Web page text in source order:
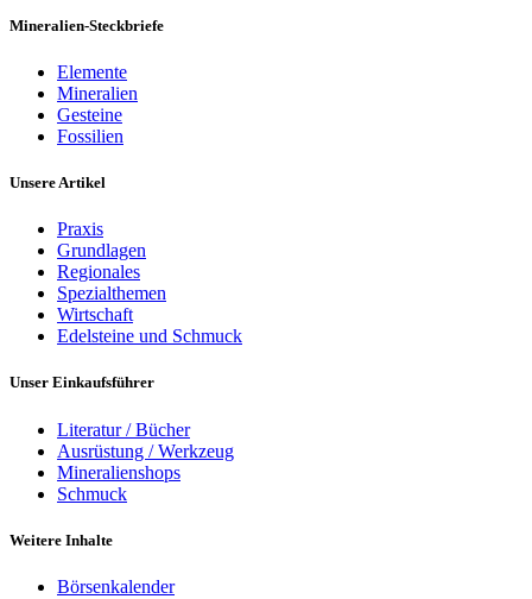
Mineralien-Steckbriefe
Elemente
Mineralien
Gesteine
Fossilien
Unsere Artikel
Praxis
Grundlagen
Regionales
Spezialthemen
Wirtschaft
Edelsteine und Schmuck
Unser Einkaufsführer
Literatur / Bücher
Ausrüstung / Werkzeug
Mineralienshops
Schmuck
Weitere Inhalte
Börsenkalender